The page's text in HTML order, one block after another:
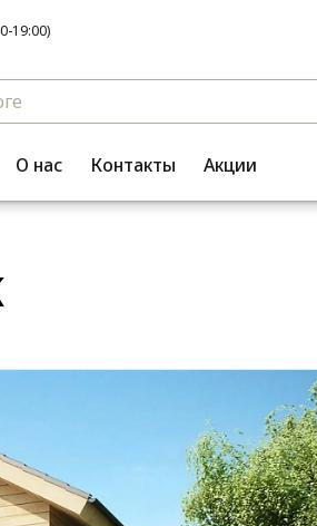
19:00)
О нас Контакты Акции